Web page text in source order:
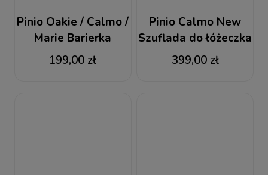
Pinio Oakie / Calmo /
Marie Barierka
199,00 zł
Pinio Calmo New
Szuflada do łóżeczka
140x70
399,00 zł